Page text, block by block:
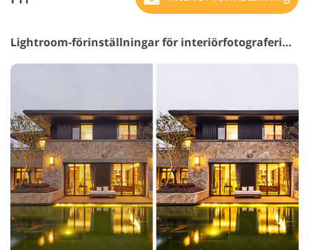
Lightroom-förinställningar för interiörfotografering #17 "Sharpening"